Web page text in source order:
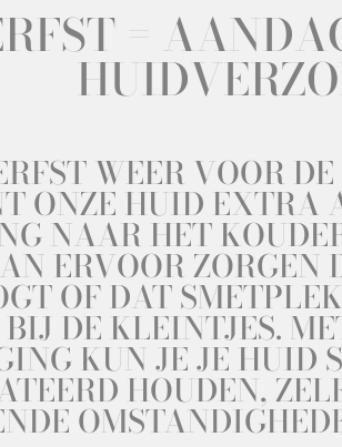
=
WEER VOOR
ONZE HUID EXTRA
NAAR HET
ERVOOR ZORGEN
OF DAT
DE KLEINTJES.
KUN JE JE HUID
HOUDEN,